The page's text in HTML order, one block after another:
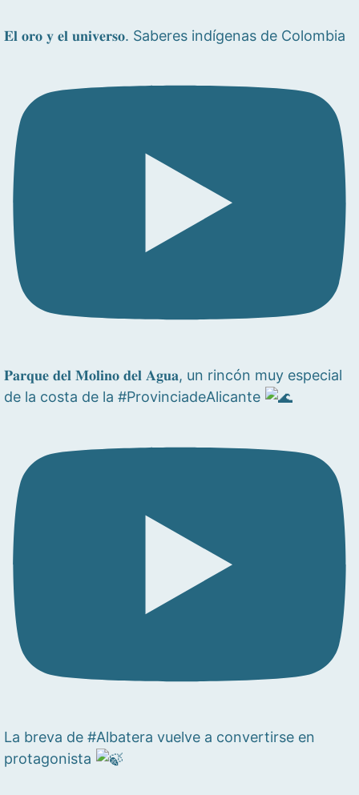
𝐄𝐥 𝐨𝐫𝐨 𝐲 𝐞𝐥 𝐮𝐧𝐢𝐯𝐞𝐫𝐬𝐨. Saberes indígenas de Colombia
𝐏𝐚𝐫𝐪𝐮𝐞 𝐝𝐞𝐥 𝐌𝐨𝐥𝐢𝐧𝐨 𝐝𝐞𝐥 𝐀𝐠𝐮𝐚, un rincón muy especial
de la costa de la #ProvinciadeAlicante
La breva de #Albatera vuelve a convertirse en
protagonista